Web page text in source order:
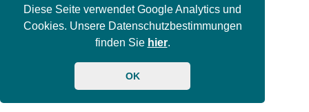
Diese Seite verwendet Google Analytics und
Cookies. Unsere Datenschutzbestimmungen
finden Sie hier.
OK